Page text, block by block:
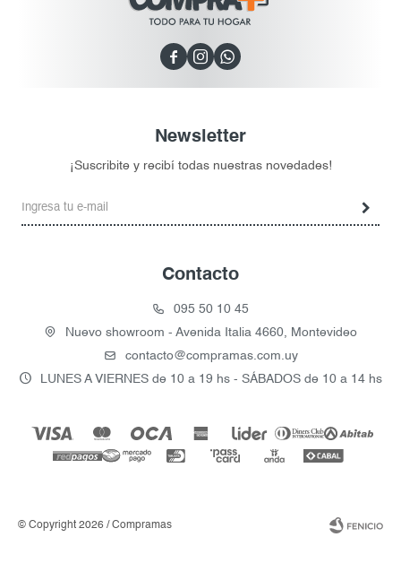
  
Contacto
095 50 10 45
Nuevo showroom - Avenida Italia 4660, Montevideo
contacto@compramas.com.uy
LUNES A VIERNES de 10 a 19 hs - SÁBADOS de 10 a 14 hs
Newsletter
¡Suscribite y recibí todas nuestras novedades!
© Copyright 2026 / Compramas